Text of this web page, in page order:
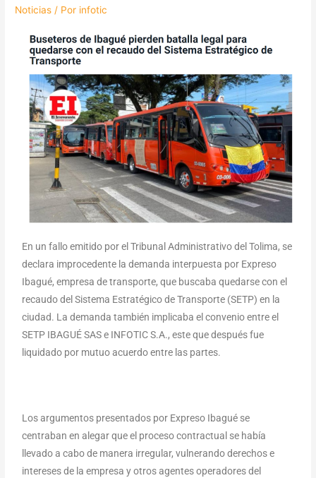
Noticias / Por infotic
En un fallo emitido por el Tribunal Administrativo del Tolima, se
declara improcedente la demanda interpuesta por Expreso
Ibagué, empresa de transporte, que buscaba quedarse con el
recaudo del Sistema Estratégico de Transporte (SETP) en la
ciudad. La demanda también implicaba el convenio entre el
SETP IBAGUÉ SAS e INFOTIC S.A., este que después fue
liquidado por mutuo acuerdo entre las partes.
Los argumentos presentados por Expreso Ibagué se
centraban en alegar que el proceso contractual se había
llevado a cabo de manera irregular, vulnerando derechos e
intereses de la empresa y otros agentes operadores del